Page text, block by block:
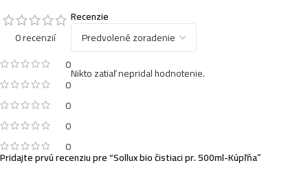
0 recenzií
0
0
0
0
0
Recenzie
Nikto zatiaľ nepridal hodnotenie.
Pridajte prvú recenziu pre “Sollux bio čistiaci pr. 500ml-Kúpľňa”